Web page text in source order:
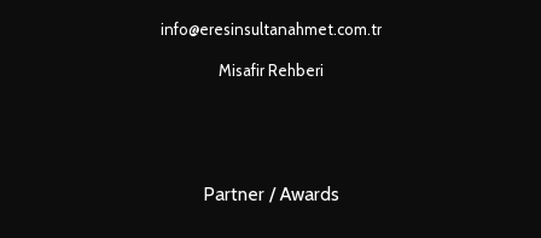
info@eresinsultanahmet.com.tr
Misafir Rehberi
Partner / Awards